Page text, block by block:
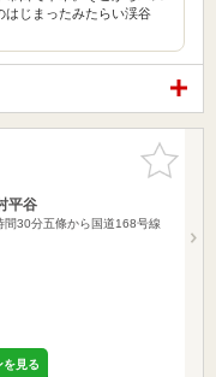
はじまったみたらい渓谷
お気に入
りに追加
平谷
間30分五條から国道168号線
を見る